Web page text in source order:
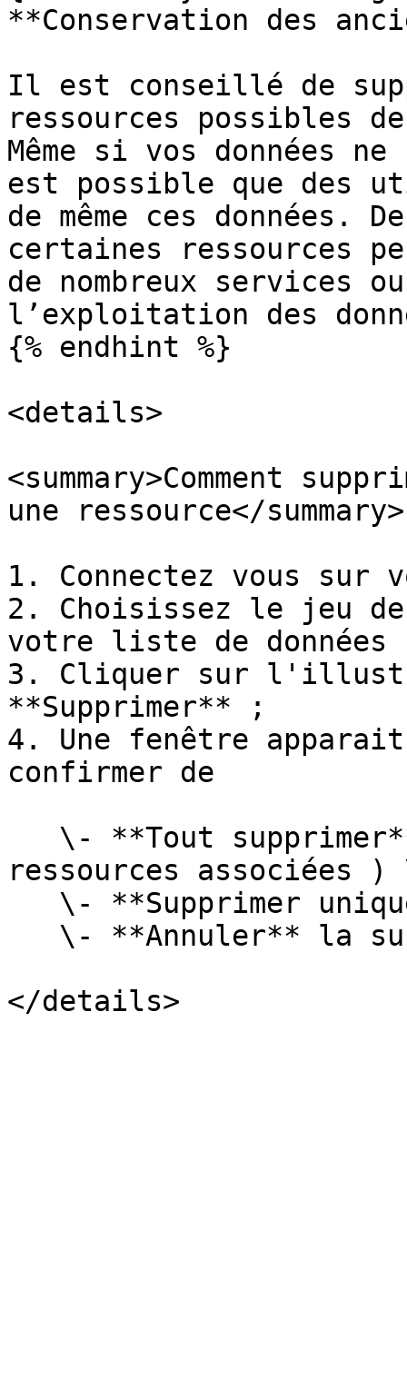
**Conservation des
Il est conseillé de
ressources possibles
Même si vos données
est possible que des
de même ces données.
certaines ressources
de nombreux services
l’exploitation des
{% endhint %}
<details>
<summary>Comment
une ressource</summary>
1. Connectez vous sur
2. Choisissez le jeu de
votre liste de données
3. Cliquer sur
**Supprimer** ;
4. Une fenêtre
confirmer de
ressources associées )